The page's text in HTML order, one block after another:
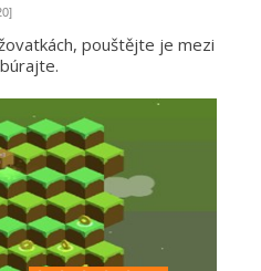
pouštějte je mezi